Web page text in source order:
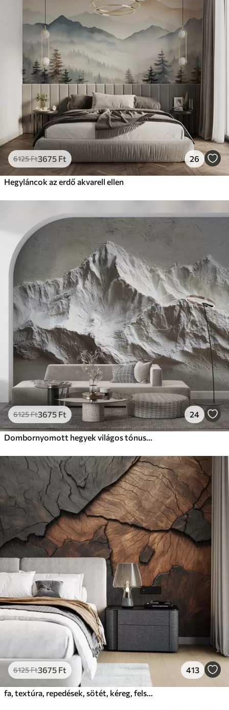
6125Ft3675 Ft 26
Hegyláncok az erdő akvarell ellen
6125Ft3675 Ft 24
Dombornyomott hegyek világos tónusokban, textúrával
6125Ft3675 Ft 413
fa, textúra, repedések, sötét, kéreg, felszín